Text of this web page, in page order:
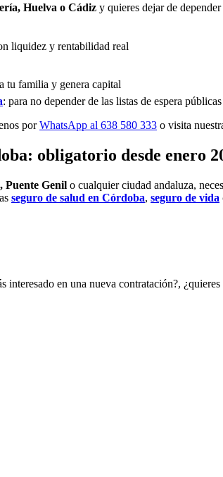
Huelva o Cádiz y quieres dejar de
liquidez y rentabilidad real
tu familia y genera capital
: para no depender de las listas de espera públicas
porWhatsApp al 638 580 333 o visita
obligatorio desde enero
Puente Genil o cualquier ciudad andaluza,
seguro de salud en Córdoba, seguro de vida
interesado en una nueva contratación?,